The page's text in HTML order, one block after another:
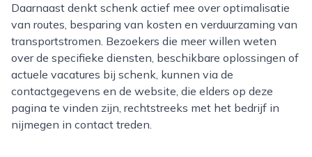
Daarnaast denkt schenk actief mee over optimalisatie
van routes, besparing van kosten en verduurzaming van
transportstromen. Bezoekers die meer willen weten
over de specifieke diensten, beschikbare oplossingen of
actuele vacatures bij schenk, kunnen via de
contactgegevens en de website, die elders op deze
pagina te vinden zijn, rechtstreeks met het bedrijf in
nijmegen in contact treden.